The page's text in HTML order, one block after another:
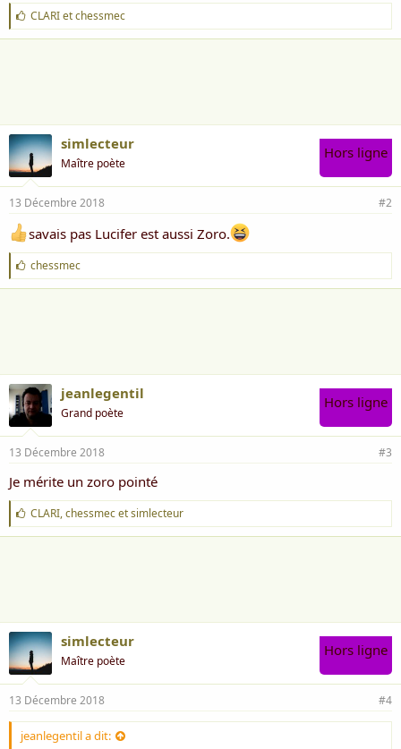
J
'
a
CLARIetchessmec
simlecteur
Maître poète
Hors ligne
13 Décembre 2018 #2
savais pas Lucifer est aussi Zoro.
J
'
a
chessmec
jeanlegentil
Grand poète
Hors ligne
13 Décembre 2018 #3
Je mérite un zoro pointé
J
'
a
CLARI,chessmecetsimlecteur
simlecteur
Maître poète
Hors ligne
13 Décembre 2018 #4
jeanlegentil a dit: